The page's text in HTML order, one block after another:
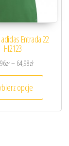
Opcje
Entrada 22
HI2123
zł– 64,98złZakres cen:
opcje
Ten